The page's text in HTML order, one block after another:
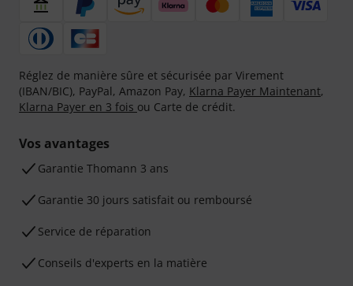
Réglez de manière sûre et sécurisée par Virement
(IBAN/BIC), PayPal, Amazon Pay, Klarna Payer Maintenant,
Klarna Payer en 3 fois ou Carte de crédit.
Vos avantages
Ga­ran­tie Thomann 3 ans
Garantie 30 jours satisfait ou remboursé
Service de réparation
Conseils d'experts en la matière